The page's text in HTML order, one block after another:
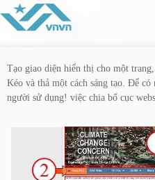
Tạo giao diện hiển thị cho một
Kéo và thả một cách sáng tạo. Để
người sử dụng! việc chia bố cục